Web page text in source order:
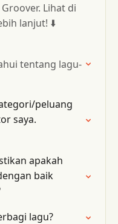
Lihat di
lanjut! ⬇️
tentang lagu-
peluang
saya.
apakah
baik
lagu?